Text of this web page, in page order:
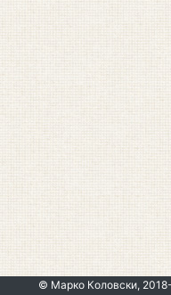
© Марко Коловски,